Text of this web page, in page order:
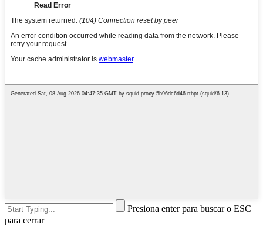
Presiona enter para buscar o ESC
para cerrar